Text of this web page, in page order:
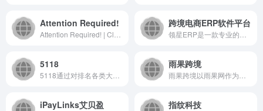
Attention Required! 跨境电商ERP软件平台
5118 雨果跨境
iPayLinks艾贝盈 指纹科技